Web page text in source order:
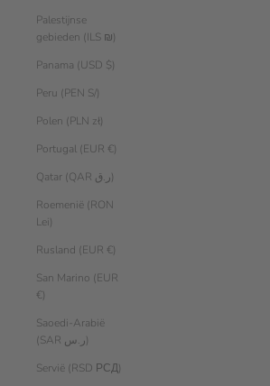
Palestijnse
gebieden (ILS ₪)
Panama (USD $)
Peru (PEN S/)
Polen (PLN zł)
Portugal (EUR €)
Qatar (QAR ر.ق)
Roemenië (RON
Lei)
Rusland (EUR €)
San Marino (EUR
€)
Saoedi-Arabië
(SAR ر.س)
Servië (RSD РСД)